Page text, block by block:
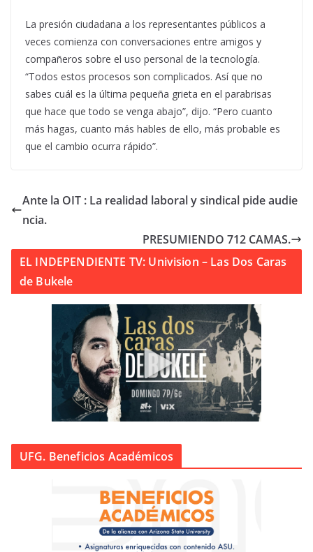
La presión ciudadana a los representantes públicos a
veces comienza con conversaciones entre amigos y
compañeros sobre el uso personal de la tecnología.
“Todos estos procesos son complicados. Así que no
sabes cuál es la última pequeña grieta en el parabrisas
que hace que todo se venga abajo”, dijo. “Pero cuanto
más hagas, cuanto más hables de ello, más probable es
que el cambio ocurra rápido”.
Ante la OIT : La realidad laboral y sindical pide audie
ncia.
PRESUMIENDO 712 CAMAS.
EL INDEPENDIENTE TV: Univision – Las Dos Caras
de Bukele
UFG. Beneficios Académicos